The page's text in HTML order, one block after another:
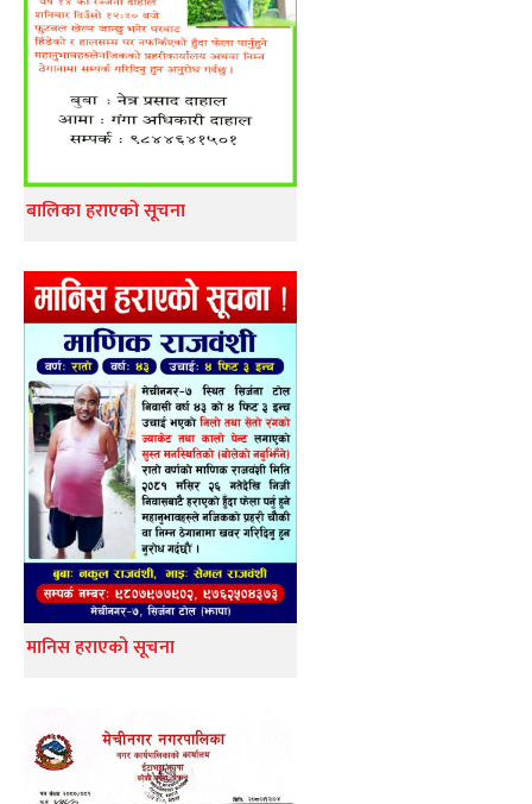
बालिका हराएको सूचना
मानिस हराएको सूचना